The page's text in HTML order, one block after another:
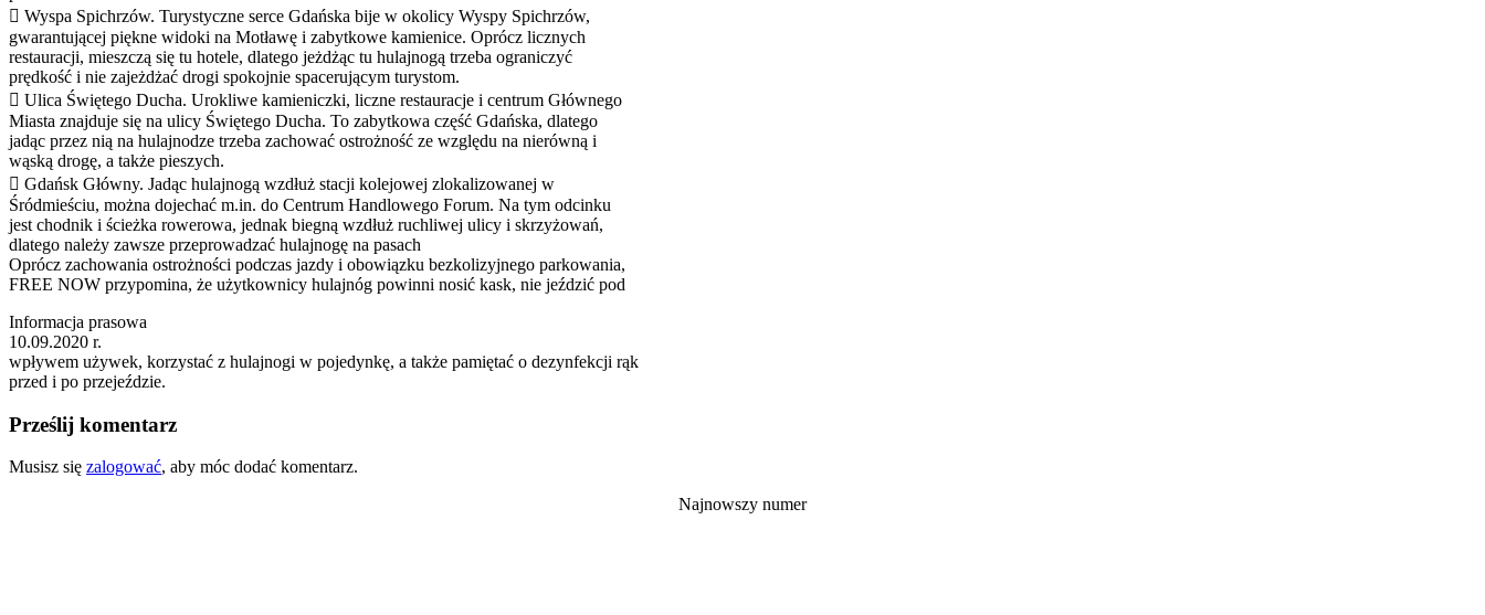
 Wyspa Spichrzów. Turystyczne serce Gdańska bije w okolicy Wyspy Spichrzów,
gwarantującej piękne widoki na Motławę i zabytkowe kamienice. Oprócz licznych
restauracji, mieszczą się tu hotele, dlatego jeżdżąc tu hulajnogą trzeba ograniczyć
prędkość i nie zajeżdżać drogi spokojnie spacerującym turystom.
 Ulica Świętego Ducha. Urokliwe kamieniczki, liczne restauracje i centrum Głównego
Miasta znajduje się na ulicy Świętego Ducha. To zabytkowa część Gdańska, dlatego
jadąc przez nią na hulajnodze trzeba zachować ostrożność ze względu na nierówną i
wąską drogę, a także pieszych.
 Gdańsk Główny. Jadąc hulajnogą wzdłuż stacji kolejowej zlokalizowanej w
Śródmieściu, można dojechać m.in. do Centrum Handlowego Forum. Na tym odcinku
jest chodnik i ścieżka rowerowa, jednak biegną wzdłuż ruchliwej ulicy i skrzyżowań,
dlatego należy zawsze przeprowadzać hulajnogę na pasach
Oprócz zachowania ostrożności podczas jazdy i obowiązku bezkolizyjnego parkowania,
FREE NOW przypomina, że użytkownicy hulajnóg powinni nosić kask, nie jeździć pod
Informacja prasowa
10.09.2020 r.
wpływem używek, korzystać z hulajnogi w pojedynkę, a także pamiętać o dezynfekcji rąk
przed i po przejeździe.
Prześlij komentarz
Musisz się zalogować, aby móc dodać komentarz.
Najnowszy numer